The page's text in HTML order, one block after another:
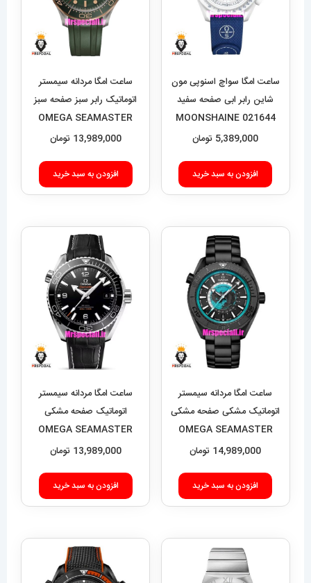
ساعت امگا سواچ اسنوپی مون
شاین رابر ابی صفحه سفید
021644 MOONSHAINE
GOLD Snoopy White
5,389,000 تومان
افزودن به سبد خرید
ساعت امگا مردانه سیمستر
اتوماتیک رابر سبز صفحه سبز
OMEGA SEAMASTER
021638
13,989,000 تومان
افزودن به سبد خرید
ساعت امگا مردانه سیمستر
اتوماتیک مشکی صفحه مشکی
OMEGA SEAMASTER
Planet Ocean 021637
14,989,000 تومان
افزودن به سبد خرید
ساعت امگا مردانه سیمستر
اتوماتیک صفحه مشکی
OMEGA SEAMASTER
Planet Ocean 021636
13,989,000 تومان
افزودن به سبد خرید